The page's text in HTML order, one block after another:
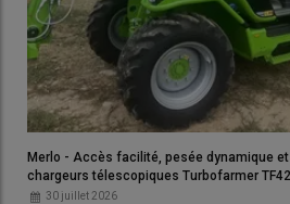
Courbe d'évolution du
HT
Depuis le premier janvier 2024, la
agricole) mais dans son calcul
ministère de l'écologie ne fait pas de
Merlo - Accès facilité, pesée dynamique
chargeurs télescopiques Turbofarmer
30 juillet 2026